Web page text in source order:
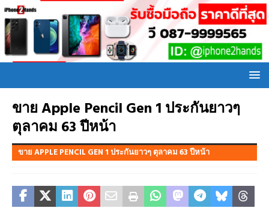
ขาย Apple Pencil Gen 1 ประกันยาวๆ
ตุลาคม 63 ปีหน้า
ขาย APPLE PENCIL GEN 1 ประกันยาวๆ ตุลาคม 63 ปีหน้า